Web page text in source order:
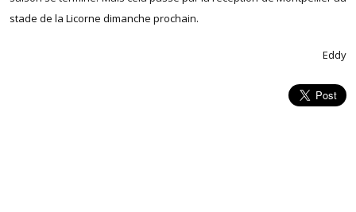
stade de la Licorne dimanche prochain.
Eddy